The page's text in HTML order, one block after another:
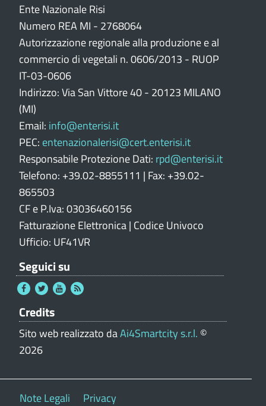
Ente Nazionale Risi
Numero REA MI - 2768064
Autorizzazione regionale alla produzione e al
commercio di vegetali n. 0606/2013 - RUOP
IT-03-0606
Indirizzo: Via San Vittore 40 - 20123 MILANO
(MI)
Email: info@enterisi.it
PEC: entenazionalerisi@cert.enterisi.it
Responsabile Protezione Dati: rpd@enterisi.it
Telefono: +39.02-8855111 | Fax: +39.02-
865503
CF e P.Iva: 03036460156
Fatturazione Elettronica | Codice Univoco
Ufficio: UF41VR
Seguici su
Credits
Sito web realizzato daAi4Smartcity s.r.l. ©
2026
Note Legali Privacy